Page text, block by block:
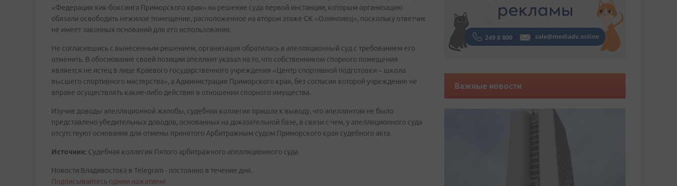
«Федерация кик-боксинга Приморского края» на решение суда первой инстанции, которым организацию
обязали освободить нежилое помещение, расположенное на втором этаже СК «Олимпиец», поскольку ответчик
не имеет законных оснований для его использования.
Не согласившись с вынесенным решением, организация обратилась в апелляционный суд с требованием его
отменить. В обоснование своей позиции апеллянт указал на то, что собственником спорного помещения
является не истец в лице Краевого государственного учреждения «Центр спортивной подготовки – школа
высшего спортивного мастерства», а Администрация Приморского края, без согласия которой учреждение не
вправе осуществлять какие-либо действия в отношении спорного имущества.
Изучив доводы апелляционной жалобы, судебная коллегия пришла к выводу, что апеллянтом не было
представлено убедительных доводов, основанных на доказательной базе, в связи с чем, у апелляционного суда
отсутствуют основания для отмены принятого Арбитражным судом Приморского края судебного акта.
Источник: Судебная коллегия Пятого арбитражного апелляционного суда
Новости Владивостока в Telegram - постоянно в течение дня.
Подписывайтесь одним нажатием!
Важные новости